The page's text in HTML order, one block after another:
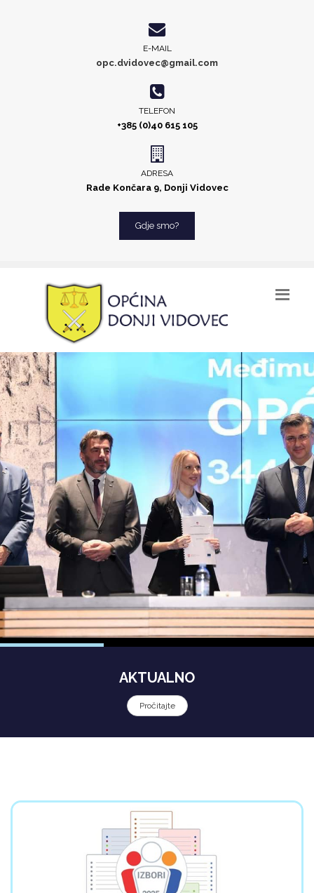
E-MAIL
opc.dvidovec@gmail.com
TELEFON
+385 (0)40 615 105
ADRESA
Rade Končara 9, Donji Vidovec
Gdje smo?
AKTUALNO
Pročitajte